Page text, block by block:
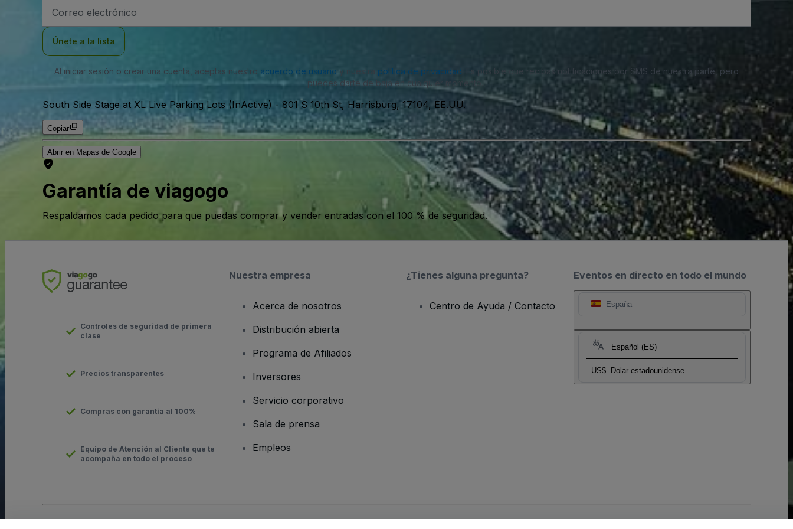
de
Únete a la lista
Al iniciar sesión o crear una cuenta, aceptas nuestro acuerdo de usuarioy nuestra política de privacidad . Es posible que recibas notificaciones por SMS de nuestra parte, pero
puedes darte de baja en cualquier momento.
South Side Stage at XL Live Parking Lots (InActive) - 801 S 10th St, Harrisburg, 17104, EE.UU.
Copiar
Abrir en Mapas de Google
Garantía de viagogo
Respaldamos cada pedido para que puedas comprar y vender entradas con el 100 % de seguridad.
Eventos en directo en todo el mundo
España
Español (ES)
US$ Dolar estadounidense
Controles de seguridad de primera
clase
Precios transparentes
Compras con garantía al 100%
Equipo de Atención al Cliente que te
acompaña en todo el proceso
Nuestra empresa
Acerca de nosotros
Distribución abierta
Programa de Afiliados
Inversores
Servicio corporativo
Sala de prensa
Empleos
¿Tienes alguna pregunta?
Centro de Ayuda / Contacto